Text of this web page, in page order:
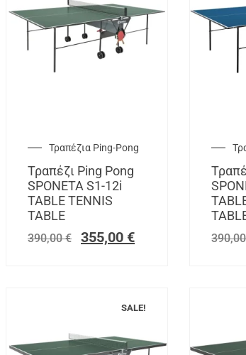
Τραπέζια Ping-Pong
Τραπέζι Ping Pong
SPONETA S1-12i
TABLE TENNIS
TABLE
390,00€ 355,00 €
SALE!